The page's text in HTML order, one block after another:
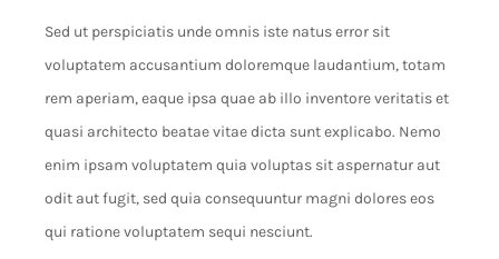
Sed ut perspiciatis unde omnis iste natus error sit
voluptatem accusantium doloremque laudantium, totam
rem aperiam, eaque ipsa quae ab illo inventore veritatis et
quasi architecto beatae vitae dicta sunt explicabo. Nemo
enim ipsam voluptatem quia voluptas sit aspernatur aut
odit aut fugit, sed quia consequuntur magni dolores eos
qui ratione voluptatem sequi nesciunt.